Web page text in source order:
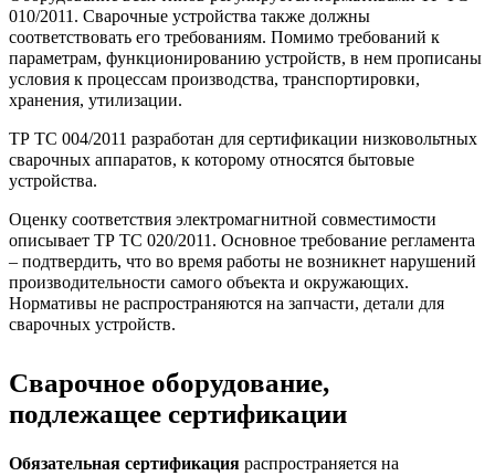
010/2011. Сварочные устройства также должны
соответствовать его требованиям. Помимо требований к
параметрам, функционированию устройств, в нем прописаны
условия к процессам производства, транспортировки,
хранения, утилизации.
ТР ТС 004/2011 разработан для сертификации низковольтных
сварочных аппаратов, к которому относятся бытовые
устройства.
Оценку соответствия электромагнитной совместимости
описывает ТР ТС 020/2011. Основное требование регламента
– подтвердить, что во время работы не возникнет нарушений
производительности самого объекта и окружающих.
Нормативы не распространяются на запчасти, детали для
сварочных устройств.
Сварочное оборудование,
подлежащее сертификации
Обязательная сертификация распространяется на